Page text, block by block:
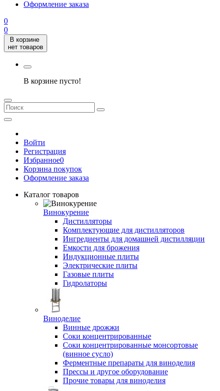
Оформление заказа
0
0
В корзине
нет товаров
В корзине пусто!
Войти
Регистрация
Избранное0
Корзина покупок
Оформление заказа
Каталог товаров
Винокурение
Дистилляторы
Комплектующие для дистилляторов
Ингредиенты для домашней дистилляции
Емкости для брожения
Индукционные плиты
Электрические плиты
Газовые плиты
Гидролаторы
Виноделие
Винные дрожжи
Соки концентрированные
Соки концентрированные монсортовые
(винное сусло)
Ферментные препараты для виноделия
Прессы и другое оборудование
Прочие товары для виноделия